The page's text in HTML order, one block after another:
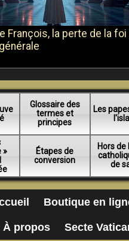
François, la perte de la foi
Glossaire des
termes et
principes
Les
»
Étapes de
conversion
Hors de
de
Boutique en
À propos Secte